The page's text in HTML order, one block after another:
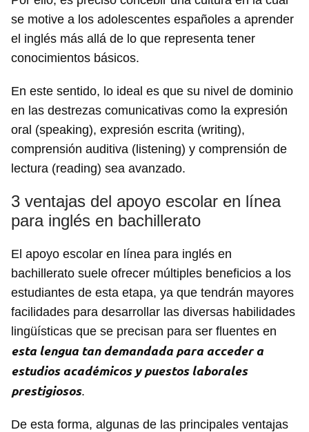
se motive a los adolescentes españoles a aprender
el inglés más allá de lo que representa tener
conocimientos básicos.
En este sentido, lo ideal es que su nivel de dominio
en las destrezas comunicativas como la expresión
oral (speaking), expresión escrita (writing),
comprensión auditiva (listening) y comprensión de
lectura (reading) sea avanzado.
3 ventajas del apoyo escolar en línea
para inglés en bachillerato
El apoyo escolar en línea para inglés en
bachillerato suele ofrecer múltiples beneficios a los
estudiantes de esta etapa, ya que tendrán mayores
facilidades para desarrollar las diversas habilidades
lingüísticas que se precisan para ser fluentes en
esta lengua tan demandada para acceder a
estudios académicos y puestos laborales
prestigiosos.
De esta forma, algunas de las principales ventajas